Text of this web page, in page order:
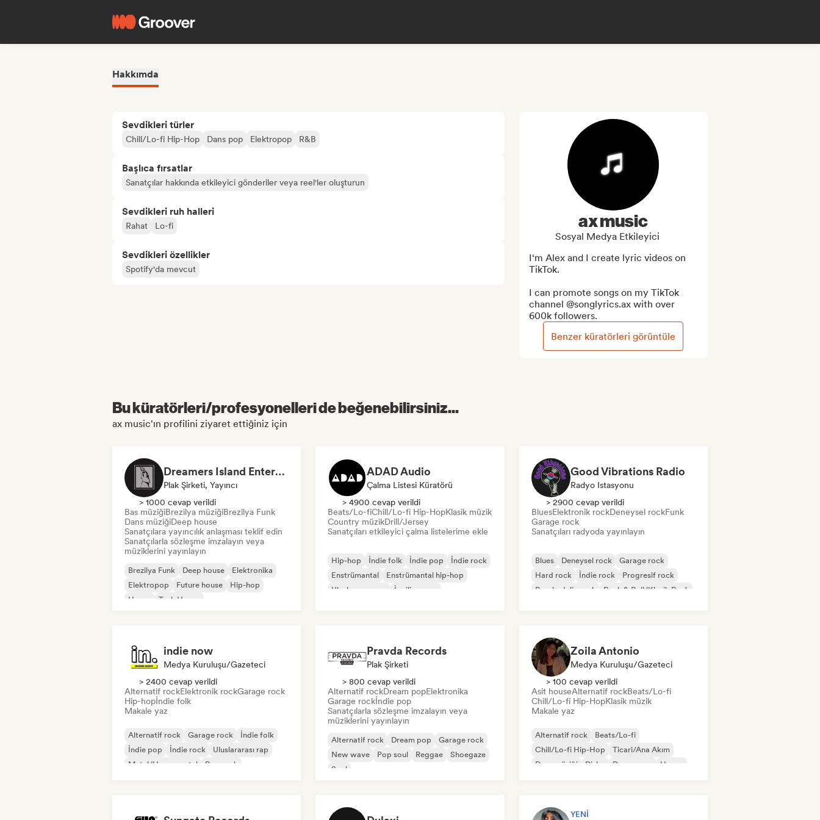
Hakkımda
Sevdikleri türler
Chill/Lo-fi Hip-Hop Dans pop Elektropop R&B
Başlıca fırsatlar
Sanatçılar hakkında etkileyici gönderiler veya reel'ler oluşturun
Sevdikleri ruh halleri
Rahat Lo-fi
Sevdikleri özellikler
Spotify'da mevcut
ax music
Sosyal Medya Etkileyici
I‘m Alex and I create lyric videos on
TikTok.
I can promote songs on my TikTok
channel @songlyrics.ax with over
600k followers.
Benzer küratörleri görüntüle
Bu küratörleri/profesyonelleri de beğenebilirsiniz...
ax music'ın profilini ziyaret ettiğiniz için
Dreamers Island Entertainment
Plak Şirketi, Yayıncı
> 1000 cevap verildi
Bas müziğiBrezilya müziğiBrezilya Funk
Dans müziğiDeep house
Sanatçılara yayıncılık anlaşması teklif edin
Sanatçılarla sözleşme imzalayın veya
müziklerini yayınlayın
Brezilya Funk Deep house
Elektronika
Elektropop
Future house
Hip-hop
House
Tech House
ADAD Audio
Çalma Listesi Küratörü
> 4900 cevap verildi
Beats/Lo-fiChill/Lo-fi Hip-HopKlasik müzik
Country müzikDrill/Jersey
Sanatçıları etkileyici çalma listelerime ekle
Hip-hop İndie folk İndie pop
İndie rock
Enstrümantal
Enstrümantal hip-hop
Uluslararası rap
İngilizce rap
Good Vibrations Radio
Radyo Istasyonu
> 2900 cevap verildi
BluesElektronik rockDeneysel rockFunk
Garage rock
Sanatçıları radyoda yayınlayın
Blues Deneysel rock
Garage rock
Hard rock
İndie rock
Progresif rock
Psychedelic rock
Rock & Roll/Klasik Rock
indie now
Medya Kuruluşu/Gazeteci
> 2400 cevap verildi
Alternatif rockElektronik rockGarage rock
Hip-hopİndie folk
Makale yaz
Alternatif rock Garage rock
İndie folk
İndie pop
İndie rock
Uluslararası rap
Metal/Heavy metal
Pop rock
Pravda Records
Plak Şirketi
> 800 cevap verildi
Alternatif rockDream popElektronika
Garage rockİndie pop
Sanatçılarla sözleşme imzalayın veya
müziklerini yayınlayın
Alternatif rock Dream pop
Garage rock
New wave
Pop soul Reggae
Shoegaze
Soul
Zoila Antonio
Medya Kuruluşu/Gazeteci
> 100 cevap verildi
Asit houseAlternatif rockBeats/Lo-fi
Chill/Lo-fi Hip-HopKlasik müzik
Makale yaz
Alternatif rock
Beats/Lo-fi
Chill/Lo-fi Hip-Hop
Ticari/Ana Akım
Dans müziği
Disko Dream pop House
YENI